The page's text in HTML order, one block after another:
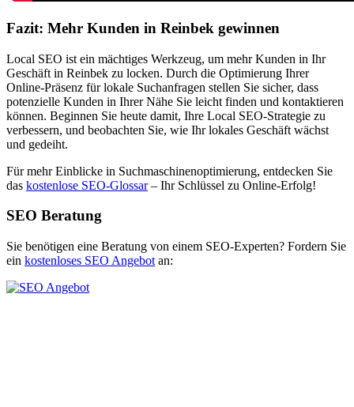
Fazit: Mehr Kunden in Reinbek gewinnen
Local SEO ist ein mächtiges Werkzeug, um mehr Kunden in Ihr
Geschäft in Reinbek zu locken. Durch die Optimierung Ihrer
Online-Präsenz für lokale Suchanfragen stellen Sie sicher, dass
potenzielle Kunden in Ihrer Nähe Sie leicht finden und kontaktieren
können. Beginnen Sie heute damit, Ihre Local SEO-Strategie zu
verbessern, und beobachten Sie, wie Ihr lokales Geschäft wächst
und gedeiht.
Für mehr Einblicke in Suchmaschinenoptimierung, entdecken Sie
das kostenlose SEO-Glossar– Ihr Schlüssel zu Online-Erfolg!
SEO Beratung
Sie benötigen eine Beratung von einem SEO-Experten? Fordern Sie
ein kostenloses SEO Angebot an: